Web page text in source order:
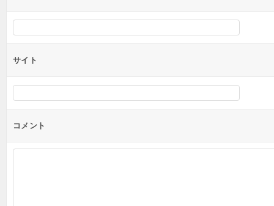
サイト
コメント